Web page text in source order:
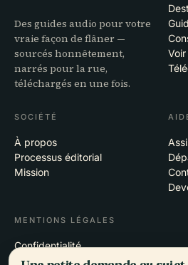
Des guides audio pour votre
vraie façon de flâner —
sourcés honnêtement,
narrés pour la rue,
téléchargés en une fois.
SOCIÉTÉ
À propos
Processus éditorial
Mission
MENTIONS LÉGALES
Confidentialité
Conditions